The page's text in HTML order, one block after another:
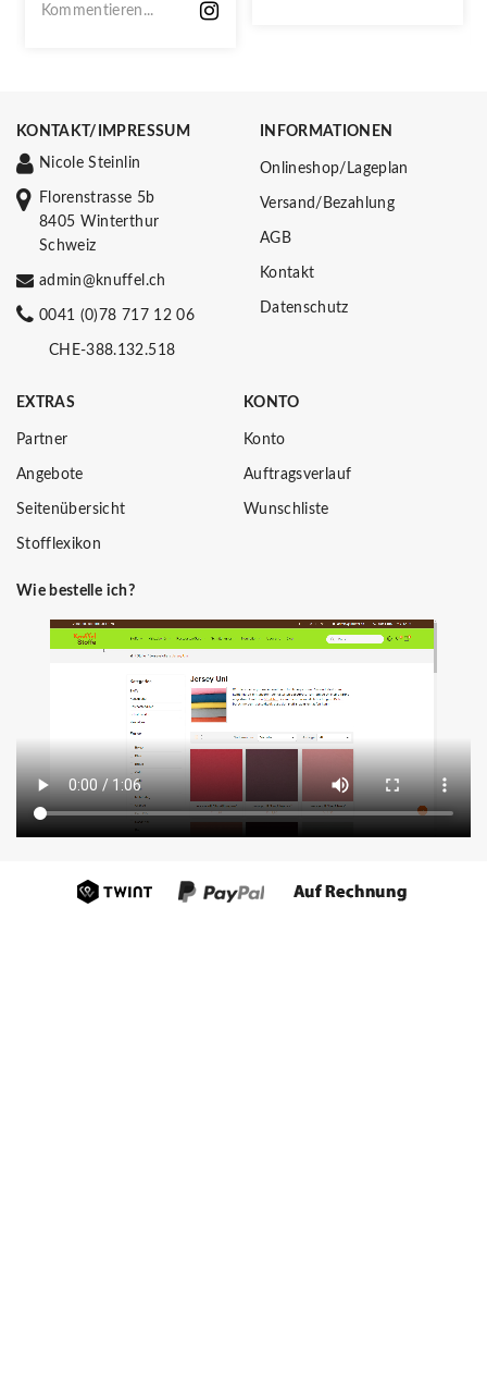
Kommentieren...
KONTAKT/IMPRESSUM
Nicole Steinlin
Florenstrasse 5b
8405 Winterthur
Schweiz
admin@knuffel.ch
0041 (0)78 717 12 06
CHE-388.132.518
INFORMATIONEN
Onlineshop/Lageplan
Versand/Bezahlung
AGB
Kontakt
Datenschutz
EXTRAS
Partner
Angebote
Seitenübersicht
Stofflexikon
KONTO
Konto
Auftragsverlauf
Wunschliste
Wie bestelle ich?